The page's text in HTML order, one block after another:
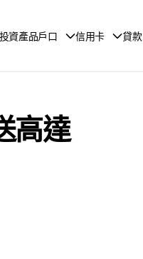
資產品戶口 信用卡 貸款
高達